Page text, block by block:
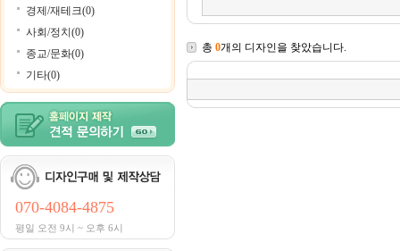
경제/재테크(0)
사회/정치(0)
종교/문화(0)
기타(0)
070-4084-4875
평일 오전 9시 ~ 오후 6시
총 0개의 디자인을 찾았습니다.